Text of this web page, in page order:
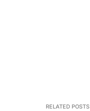
RELATED POSTS